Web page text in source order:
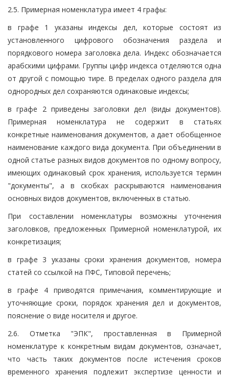
2.5. Примерная номенклатура имеет 4 графы:
в графе 1 указаны индексы дел, которые состоят из
установленного цифрового обозначения раздела и
порядкового номера заголовка дела. Индекс обозначается
арабскими цифрами. Группы цифр индекса отделяются одна
от другой с помощью тире. В пределах одного раздела для
однородных дел сохраняются одинаковые индексы;
в графе 2 приведены заголовки дел (виды документов).
Примерная номенклатура не содержит в статьях
конкретные наименования документов, а дает обобщенное
наименование каждого вида документа. При объединении в
одной статье разных видов документов по одному вопросу,
имеющих одинаковый срок хранения, используется термин
"документы", а в скобках раскрываются наименования
основных видов документов, включенных в статью.
При составлении номенклатуры возможны уточнения
заголовков, предложенных Примерной номенклатурой, их
конкретизация;
в графе 3 указаны сроки хранения документов, номера
статей со ссылкой на ПФС, Типовой перечень;
в графе 4 приводятся примечания, комментирующие и
уточняющие сроки, порядок хранения дел и документов,
пояснение о виде носителя и другое.
2.6. Отметка "ЭПК", проставленная в Примерной
номенклатуре к конкретным видам документов, означает,
что часть таких документов после истечения сроков
временного хранения подлежит экспертизе ценности и